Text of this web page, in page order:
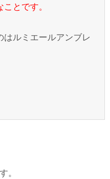
とです。
はルミエールアンブレ
。